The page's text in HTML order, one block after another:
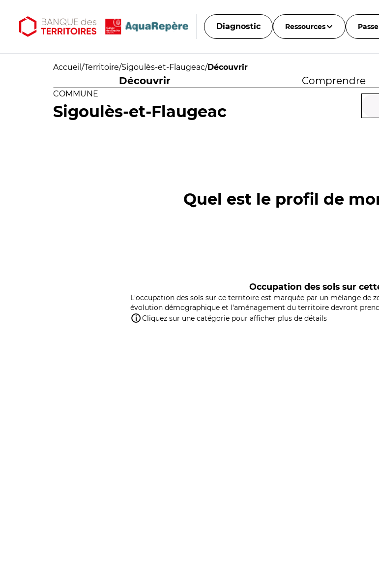
Diagnostic Ressources
Accueil /Territoire/Sigoulès-et-Flaugeac/Découvrir
Découvrir Comprendre
COMMUNE
Sigoulès-et-Flaugeac
Quel est le profil de
Occupation des sols sur
L'occupation des sols sur ce territoire est marquée par un mélange de
évolution démographique et l'aménagement du territoire devront
Cliquez sur une catégorie pour afficher plus de détails